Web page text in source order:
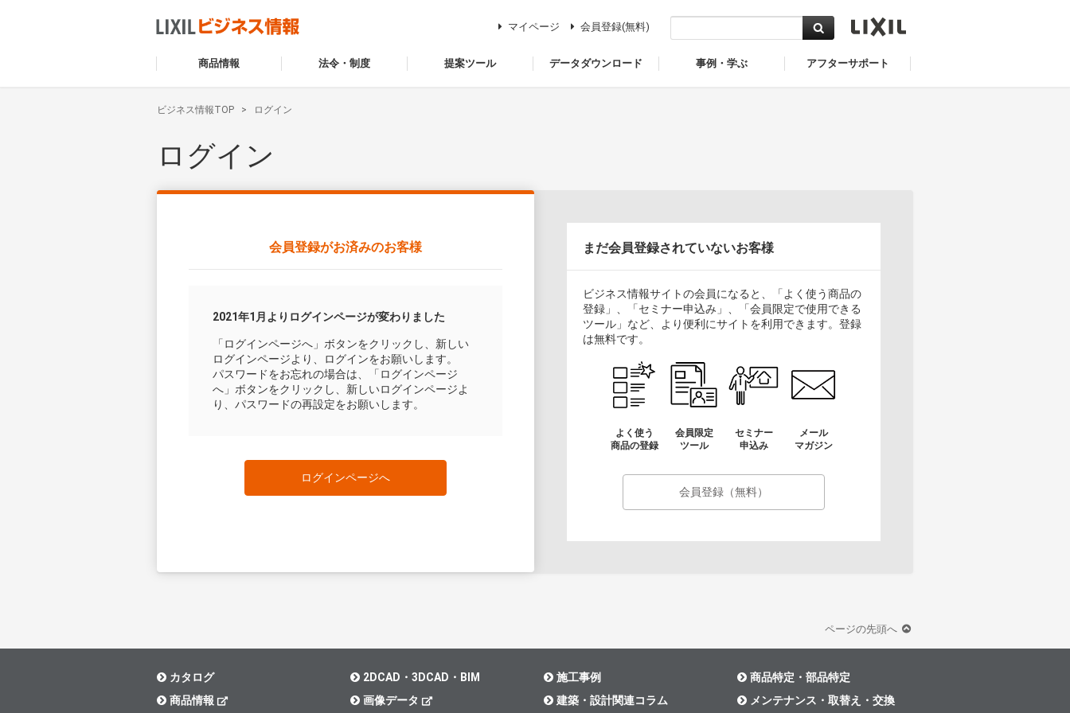
商品情報 法令・制度 提案ツール データダウンロード 事例・学ぶ アフターサポート
マイページ 会員登録(無料)
ビジネス情報TOP ログイン
ログイン
会員登録がお済みのお客様
2021年1月よりログインページが変わりました
「ログインページへ」ボタンをクリックし、新しい
ログインページより、ログインをお願いします。
パスワードをお忘れの場合は、「ログインページ
へ」ボタンをクリックし、新しいログインページよ
り、パスワードの再設定をお願いします。
ログインページへ
まだ会員登録されていないお客様
ビジネス情報サイトの会員になると、「よく使う商品の
登録」、「セミナー申込み」、「会員限定で使用できる
ツール」など、より便利にサイトを利用できます。登録
は無料です。
よく使う
商品の登録
会員限定
ツール
セミナー
申込み
メール
マガジン
会員登録（無料）
ページの先頭へ
カタログ
商品情報
2DCAD・3DCAD・BIM
画像データ
施工事例
建築・設計関連コラム
商品特定・部品特定
メンテナンス・取替え・交換